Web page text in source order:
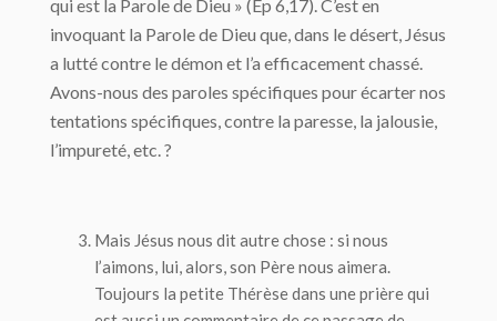
qui est la Parole de Dieu » (Ep 6,17). C’est en
invoquant la Parole de Dieu que, dans le désert, Jésus
a lutté contre le démon et l’a efficacement chassé.
Avons-nous des paroles spécifiques pour écarter nos
tentations spécifiques, contre la paresse, la jalousie,
l’impureté, etc. ?
Mais Jésus nous dit autre chose : si nous
l’aimons, lui, alors, son Père nous aimera.
Toujours la petite Thérèse dans une prière qui